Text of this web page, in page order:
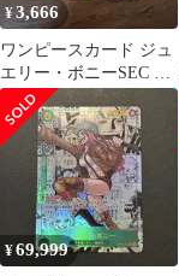
¥3,666
ワンピースカード ジュ
エリー・ボニーSEC パ
ラレル OP12-118 師弟
の絆
¥69,999